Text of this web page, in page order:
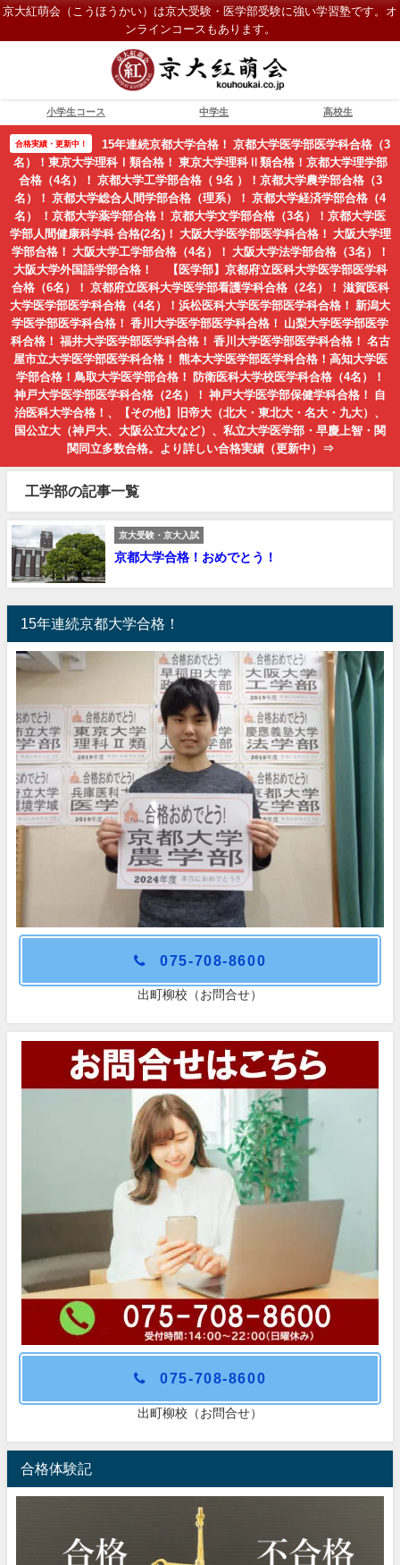
京大紅萌会（こうほうかい）は京大受験・医学部受験に強い学習塾です。オ
ンラインコースもあります。
小学生コース 中学生 高校生
合格実績・更新中！
15年連続京都大学合格！ 京都大学医学部医学科合格（3
名）！東京大学理科Ⅰ類合格！ 東京大学理科Ⅱ類合格！京都大学理学部
合格（4名）！ 京都大学工学部合格（ 9名 ）！京都大学農学部合格（3
名）！ 京都大学総合人間学部合格（理系）！ 京都大学経済学部合格（4
名） ！京都大学薬学部合格！ 京都大学文学部合格（3名）！京都大学医
学部人間健康科学科 合格(2名)！ 大阪大学医学部医学科合格！ 大阪大学理
学部合格！ 大阪大学工学部合格（4名）！ 大阪大学法学部合格（3名）！
大阪大学外国語学部合格！ 【医学部】京都府立医科大学医学部医学科
合格（6名）！ 京都府立医科大学医学部看護学科合格（2名）！ 滋賀医科
大学医学部医学科合格（4名）！浜松医科大学医学部医学科合格！ 新潟大
学医学部医学科合格！ 香川大学医学部医学科合格！ 山梨大学医学部医学
科合格！ 福井大学医学部医学科合格！ 香川大学医学部医学科合格！ 名古
屋市立大学医学部医学科合格！ 熊本大学医学部医学科合格！高知大学医
学部合格！鳥取大学医学部合格！ 防衛医科大学校医学科合格（4名）！
神戸大学医学部医学科合格（2名）！ 神戸大学医学部保健学科合格！ 自
治医科大学合格！、【その他】旧帝大（北大・東北大・名大・九大）、
国公立大（神戸大、大阪公立大など）、私立大学医学部・早慶上智・関
関同立多数合格。より詳しい合格実績（更新中）⇒
工学部の記事一覧
京大受験・京大入試
京都大学合格！おめでとう！
15年連続京都大学合格！
075-708-8600
出町柳校（お問合せ）
075-708-8600
出町柳校（お問合せ）
合格体験記